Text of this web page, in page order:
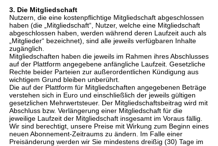
3. Die Mitgliedschaft
Nutzern, die eine kostenpflichtige Mitgliedschaft abgeschlossen
haben (die „Mitgliedschaft“, Nutzer, welche eine Mitgliedschaft
abgeschlossen haben, werden während deren Laufzeit auch als
„Mitglieder“ bezeichnet), sind alle jeweils verfügbaren Inhalte
zugänglich.
Mitgliedschaften haben die jeweils im Rahmen ihres Abschlusses
auf der Plattform angegebene anfängliche Laufzeit. Gesetzliche
Rechte beider Parteien zur außerordentlichen Kündigung aus
wichtigem Grund bleiben unberührt.
Die auf der Plattform für Mitgliedschaften angegebenen Beträge
verstehen sich in Euro und einschließlich der jeweils gültigen
gesetzlichen Mehrwertsteuer. Der Mitgliedschaftsbeitrag wird mit
Abschluss bzw. Verlängerung einer Mitgliedschaft für die
jeweilige Laufzeit der Mitgliedschaft insgesamt im Voraus fällig.
Wir sind berechtigt, unsere Preise mit Wirkung zum Beginn eines
neuen Abonnement-Zeitraums zu ändern. Im Falle einer
Preisänderung werden wir Sie mindestens dreißig (30) Tage im